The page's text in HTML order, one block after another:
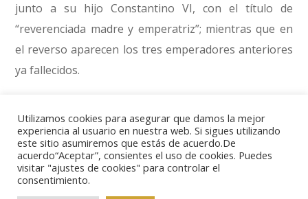
junto a su hijo Constantino VI, con el título de
“reverenciada madre y emperatriz”; mientras que en
el reverso aparecen los tres emperadores anteriores
ya fallecidos.
Tras un golpe de estado que la apartaría del poder y
la mantuvo en el exilio durante un año, Irene volvió a
Constantinopla reclamada por su hijo para compartir
el gobierno, dándole el título de Augusta. Este hecho
marca una nueva etapa en los diseños monetarios, ya
Utilizamos cookies para asegurar que damos la mejor
experiencia al usuario en nuestra web. Si sigues utilizando
este sitio asumiremos que estás de acuerdo.De
acuerdo“Aceptar”, consientes el uso de cookies. Puedes
visitar "ajustes de cookies" para controlar el
consentimiento.